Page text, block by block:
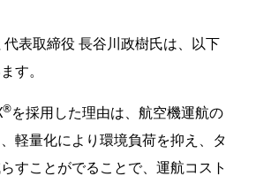
代表取締役 長谷川政樹氏は、以下
す。
®を採用した理由は、航空機運航の
軽量化により環境負荷を抑え、タ
すことがでることで、運航コスト